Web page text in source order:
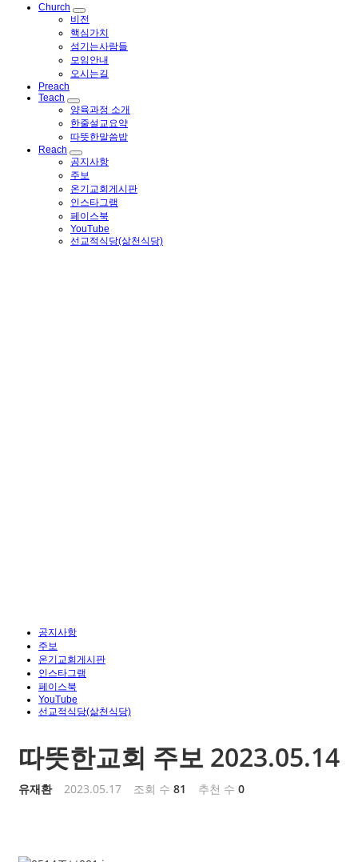
Church
비전
핵심가치
섬기는사람들
모임안내
오시는길
Preach
Teach
양육과정 소개
한줄설교요약
따뜻한말씀밥
Reach
공지사항
주보
온기교회게시판
인스타그램
페이스북
YouTube
선교적식당(삶천식당)
공지사항
주보
온기교회게시판
인스타그램
페이스북
YouTube
선교적식당(삶천식당)
따뜻한교회 주보 2023.05.14
유재환 2023.05.17 조회 수 81 추천 수 0